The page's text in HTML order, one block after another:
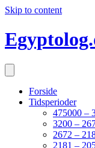
Skip to content
Forside
Tidsperioder
475000 –
3200 –
2672 –
2181 –